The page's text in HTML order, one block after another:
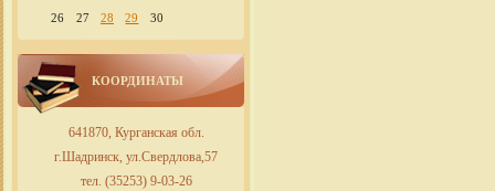
26
27 28 29 30
КООРДИНАТЫ
641870, Курганская обл.
г.Шадринск, ул.Свердлова,57
тел. (35253) 9-03-26